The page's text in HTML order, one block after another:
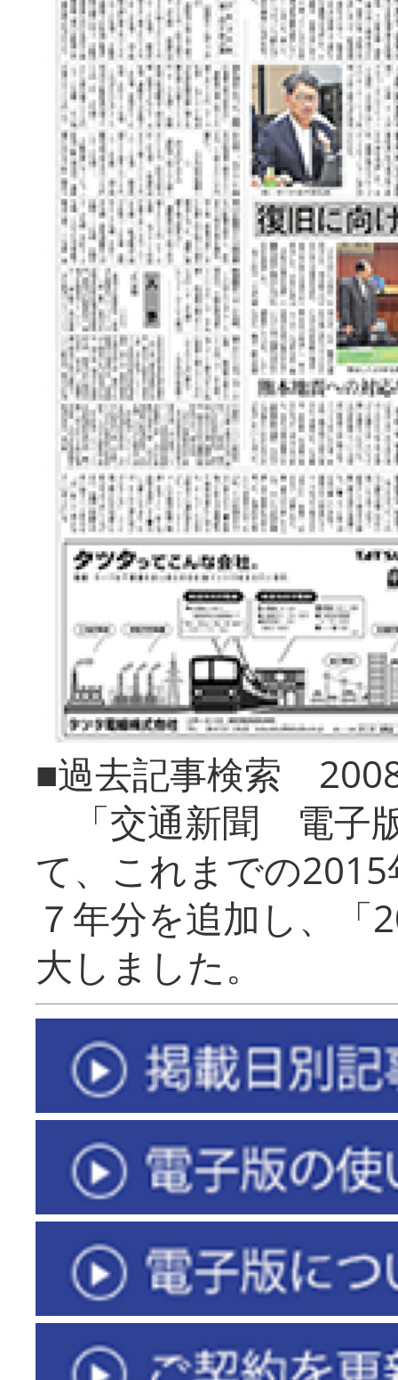
■過去記事検索
「交通新聞 電子
て、これまでの
７年分を追加し、「
大しまし